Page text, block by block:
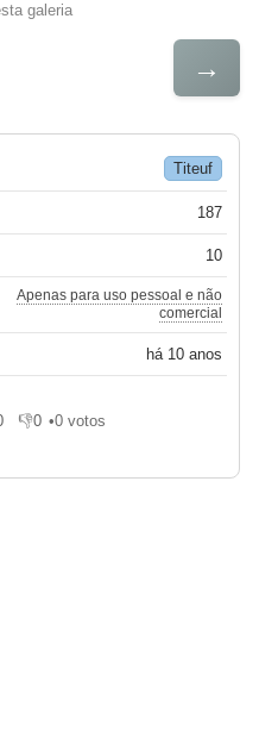
galeria
→
Titeuf
187
10
Apenas para uso pessoal e não
comercial
há 10 anos
👎0
Não gosto
•0 votos